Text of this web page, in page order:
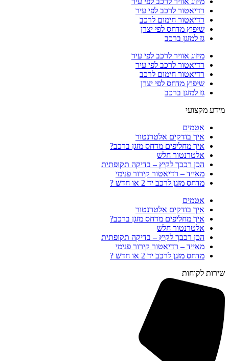
רדיאטור לרכב לפי עיר
רדיאטור חימום לרכב
שיפוץ מדחס לפי יצרן
גז למזגן ברכב
מיזוג אוויר לרכב לפי עיר
רדיאטור לרכב לפי עיר
רדיאטור חימום לרכב
שיפוץ מדחס לפי יצרן
גז למזגן ברכב
מידע מקצועי
אטמים
איך בודקים אלטרנטור
איך מחליפים מדחס מזגן ברכב?
אלטרנטור חלש
הכן רכבך לקיץ – בדיקה תקופתית
מאייד – רדיאטור קירור פנימי
מדחס מזגן לרכב יד 2 או חדש ?
אטמים
איך בודקים אלטרנטור
איך מחליפים מדחס מזגן ברכב?
אלטרנטור חלש
הכן רכבך לקיץ – בדיקה תקופתית
מאייד – רדיאטור קירור פנימי
מדחס מזגן לרכב יד 2 או חדש ?
שירות לקוחות